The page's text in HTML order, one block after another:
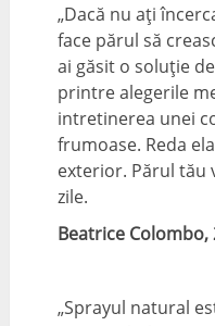
„Dacă nu ați
face părul să
ai găsit o soluție
printre alegerile
intretinerea unei
frumoase. Reda
exterior. Părul tău
zile.
Beatrice Colombo,
„Sprayul natural